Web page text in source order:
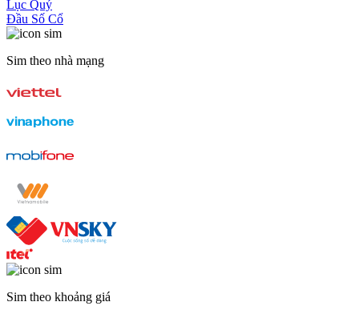
Lục Quý
Đầu Số Cổ
Sim theo nhà mạng
Sim theo khoảng giá